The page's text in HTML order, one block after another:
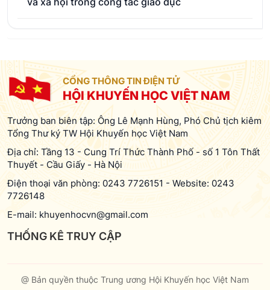
CỔNG THÔNG TIN ĐIỆN TỬ
HỘI KHUYẾN HỌC VIỆT NAM
Trưởng ban biên tập: Ông Lê Mạnh Hùng, Phó Chủ tịch kiêm
Tổng Thư ký TW Hội Khuyến học Việt Nam
Địa chỉ: Tầng 13 - Cung Trí Thức Thành Phố - số 1 Tôn Thất
Thuyết - Cầu Giấy - Hà Nội
Điện thoại văn phòng: 0243 7726151 - Website: 0243
7726148
E-mail: khuyenhocvn@gmail.com
THỐNG KÊ TRUY CẬP
@ Bản quyền thuộc Trung ương Hội Khuyến học Việt Nam